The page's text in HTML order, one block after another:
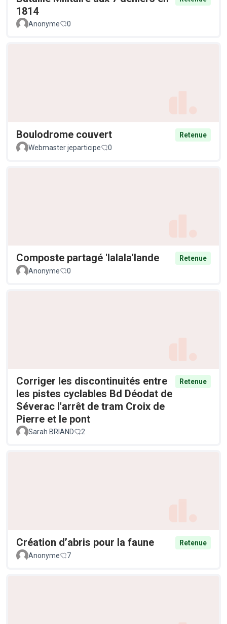
1814
Anonyme 0
Boulodrome couvert
Retenue
Webmaster jeparticipe
0
Composte partagé 'lalala'lande
Retenue
Anonyme
0
Corriger les discontinuités entre
les pistes cyclables Bd Déodat de
Séverac l'arrêt de tram Croix de
Pierre et le pont
Retenue
Sarah BRIAND 2
Création d’abris pour la faune
Retenue
Anonyme
7